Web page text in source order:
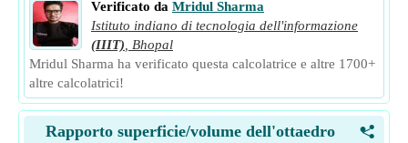
Verificato da Mridul Sharma
Istituto indiano di tecnologia dell'informazione
(IIIT)
Bhopal
Mridul Sharma ha verificato questa calcolatrice e altre 1700+
altre calcolatrici!
<
Rapporto superficie/volume dell'ottaedro